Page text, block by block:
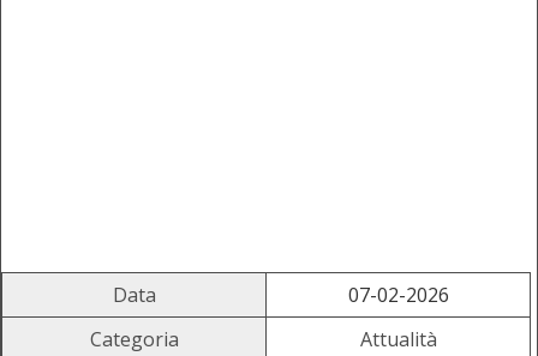
Data
07-02-2026
Categoria
Attualità